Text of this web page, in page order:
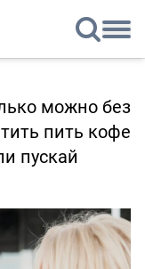
можно без
пить кофе
пускай